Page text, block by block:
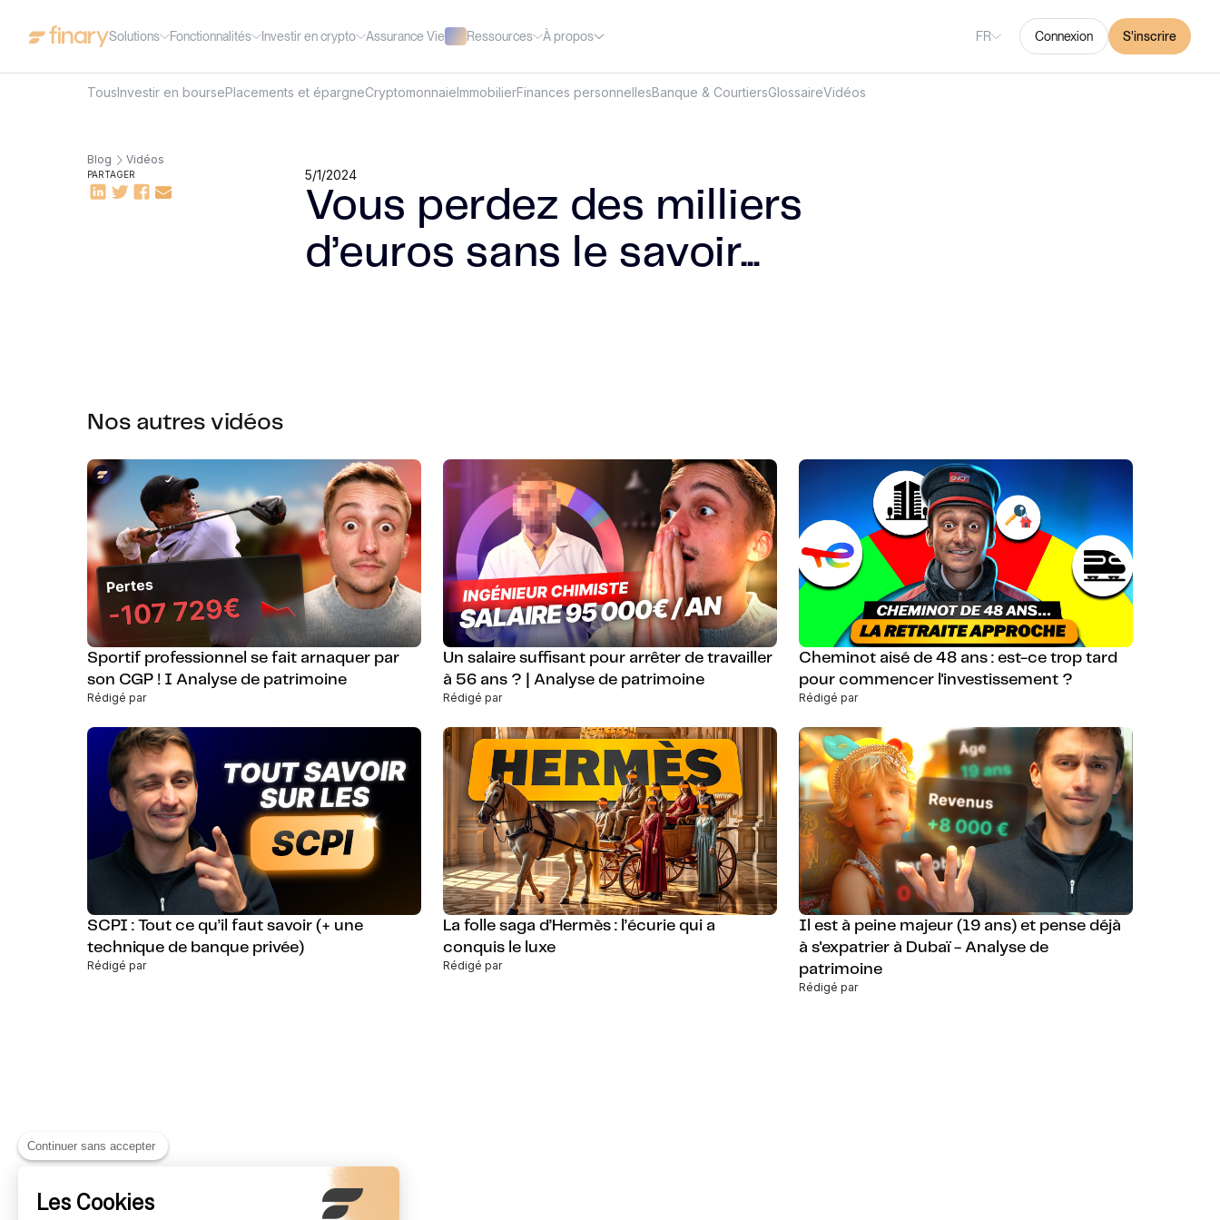
Continuer sans accepter
Les Cookies
Solutions Fonctionnalités Investir en crypto Assurance Vie Ressources À propos FR Connexion S'inscrire
TousInvestir en boursePlacements et épargneCryptomonnaieImmobilierFinances personnellesBanque & CourtiersGlossaireVidéos
Blog Vidéos
PARTAGER 5/1/2024
Vous perdez des milliers
d’euros sans le savoir...
Nos autres vidéos
Sportif professionnel se fait arnaquer par
son CGP ! I Analyse de patrimoine
Rédigé par
Un salaire suffisant pour arrêter de travailler
à 56 ans ? | Analyse de patrimoine
Rédigé par
Cheminot aisé de 48 ans : est-ce trop tard
pour commencer l'investissement ?
Rédigé par
SCPI : Tout ce qu’il faut savoir (+ une
technique de banque privée)
Rédigé par
La folle saga d’Hermès : l’écurie qui a
conquis le luxe
Rédigé par
Il est à peine majeur (19 ans) et pense déjà
à s'expatrier à Dubaï - Analyse de
patrimoine
Rédigé par